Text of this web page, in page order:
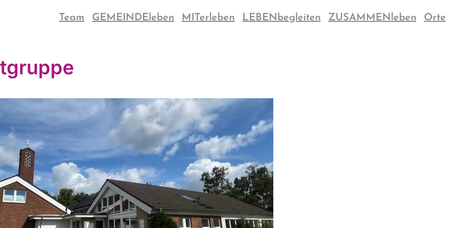
Team GEMEINDEleben MITerleben LEBENbegleiten ZUSAMMENleben Orte